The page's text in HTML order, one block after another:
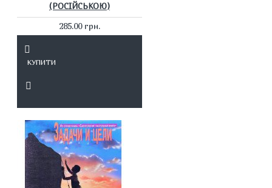
(РОСІЙСЬКОЮ)
285.00 грн.
КУПИТИ